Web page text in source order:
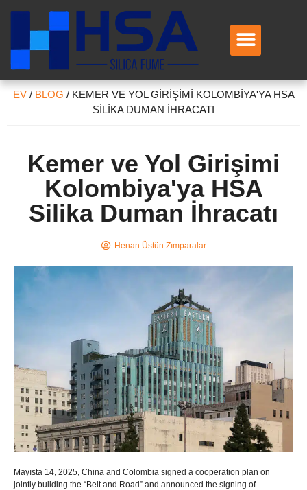
EV/ BLOG / KEMER VE YOL GIRIŞIMI KOLOMBIYA'YA HSA
SILIKA DUMAN İHRACATI
Kemer ve Yol Girişimi
Kolombiya'ya HSA
Silika Duman İhracatı
Henan Üstün Zımparalar
Mayısta 14, 2025, China and Colombia signed a cooperation plan on
jointly building the “Belt and Road” and announced the signing of